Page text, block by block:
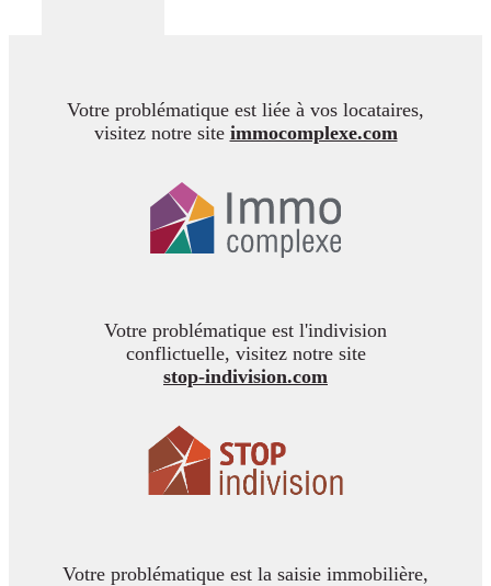
Votre problématique est liée à vos locataires,
visitez notre site immocomplexe.com
Votre problématique est l'indivision
conflictuelle, visitez notre site
stop-indivision.com
Votre problématique est la saisie immobilière,